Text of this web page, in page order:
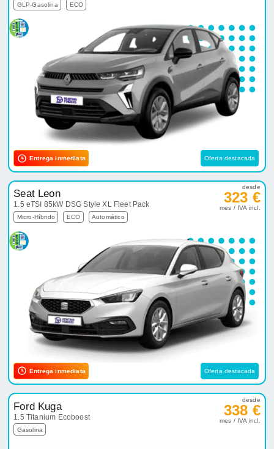
GLP-Gasolina ECO
Entrega inmediata Oferta destacada
Seat Leon
1.5 eTSI 85kW DSG Style XL Fleet Pack
Micro-Híbrido ECO Automático
desde
323 €
mes / IVA incl.
Entrega inmediata Oferta destacada
Ford Kuga
1.5 Titanium Ecoboost
Gasolina
desde
338 €
mes / IVA incl.